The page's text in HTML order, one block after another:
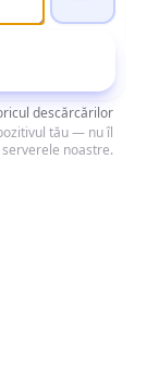
descărcărilor
tău — nu îl
noastre.